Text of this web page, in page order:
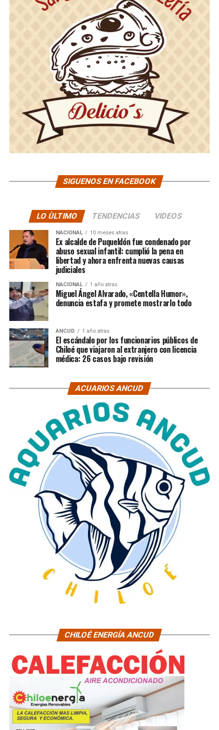
SIGUENOS EN FACEBOOK
LO ÙLTIMO TENDENCIAS VIDEOS
NACIONAL 10 meses atras
Ex alcalde de Puqueldón fue condenado por
abuso sexual infantil: cumplió la pena en
libertad y ahora enfrenta nuevas causas
judiciales
NACIONAL 1 año atras
Miguel Ángel Alvarado, «Centella Humor»,
denuncia estafa y promete mostrarlo todo
ANCUD 1 año atras
El escándalo por los funcionarios públicos de
Chiloé que viajaron al extranjero con licencia
médica: 26 casos bajo revisión
ACUARIOS ANCUD
CHILOÉ ENERGÍA ANCUD